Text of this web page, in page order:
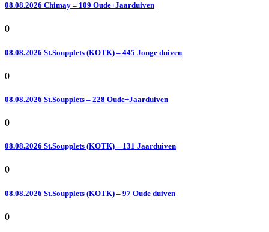
08.08.2026 Chimay – 109 Oude+Jaarduiven
0
08.08.2026 St.Soupplets (KOTK) – 445 Jonge duiven
0
08.08.2026 St.Soupplets – 228 Oude+Jaarduiven
0
08.08.2026 St.Soupplets (KOTK) – 131 Jaarduiven
0
08.08.2026 St.Soupplets (KOTK) – 97 Oude duiven
0